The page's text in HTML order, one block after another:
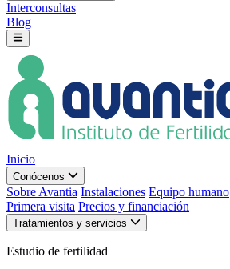
Interconsultas
Blog
Inicio
Conócenos
Sobre Avantia Instalaciones Equipo humano
Primera visita Precios y financiación
Tratamientos y servicios
Estudio de fertilidad